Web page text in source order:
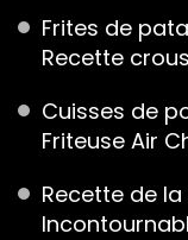
Frites de
Recette
Cuisses de
Friteuse Air
Recette de la